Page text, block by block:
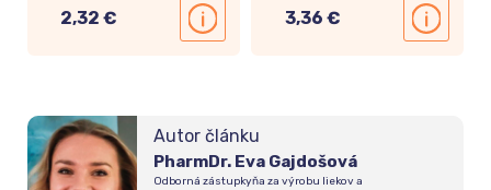
2,32 € 3,36 €
Autor článku
PharmDr. Eva Gajdošová
Odborná zástupkyňa za výrobu liekov a